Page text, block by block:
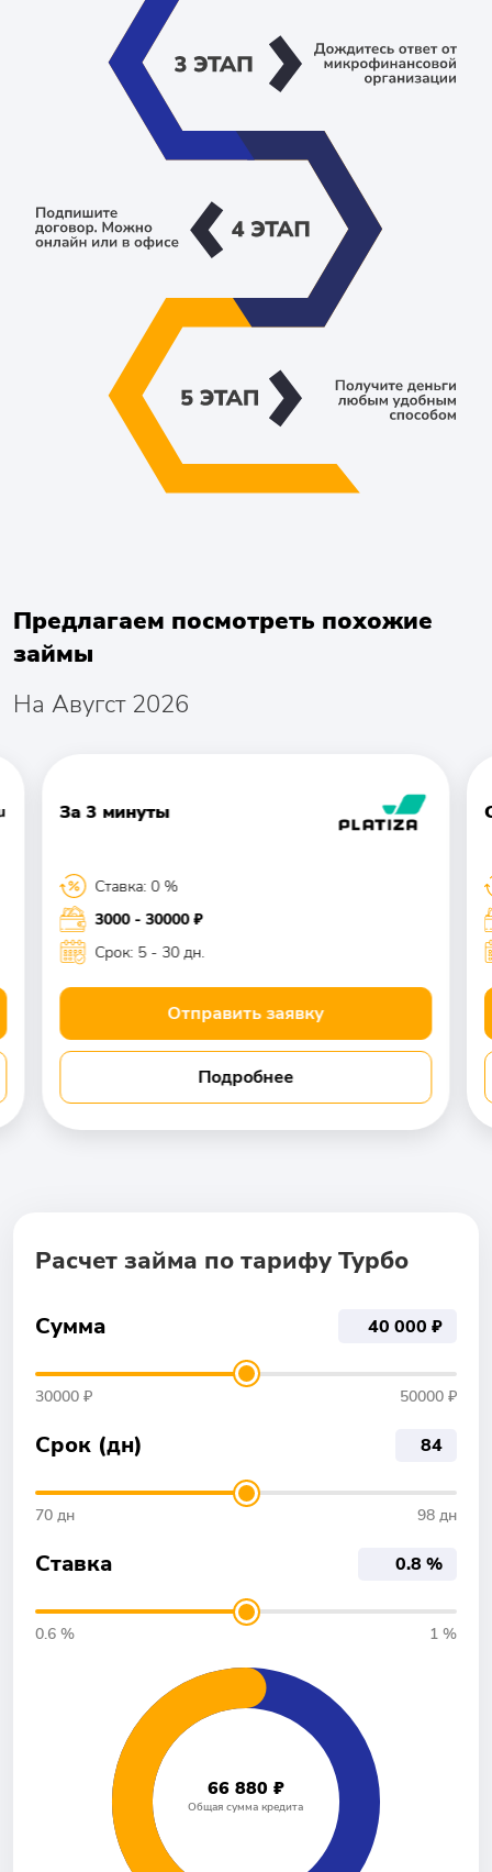
Предлагаем посмотреть похожие
займы
На Авугст 2026
За 3 минуты
Ставка: 0 %
3000 - 30000 ₽
Срок: 5 - 30 дн.
Отправить заявку
Подробнее
Расчет займа по тарифу Турбо
Сумма
30000 ₽ 50000 ₽
Срок (дн)
70 дн 98 дн
Ставка
0.6 % 1 %
66 880 ₽
Общая сумма кредита